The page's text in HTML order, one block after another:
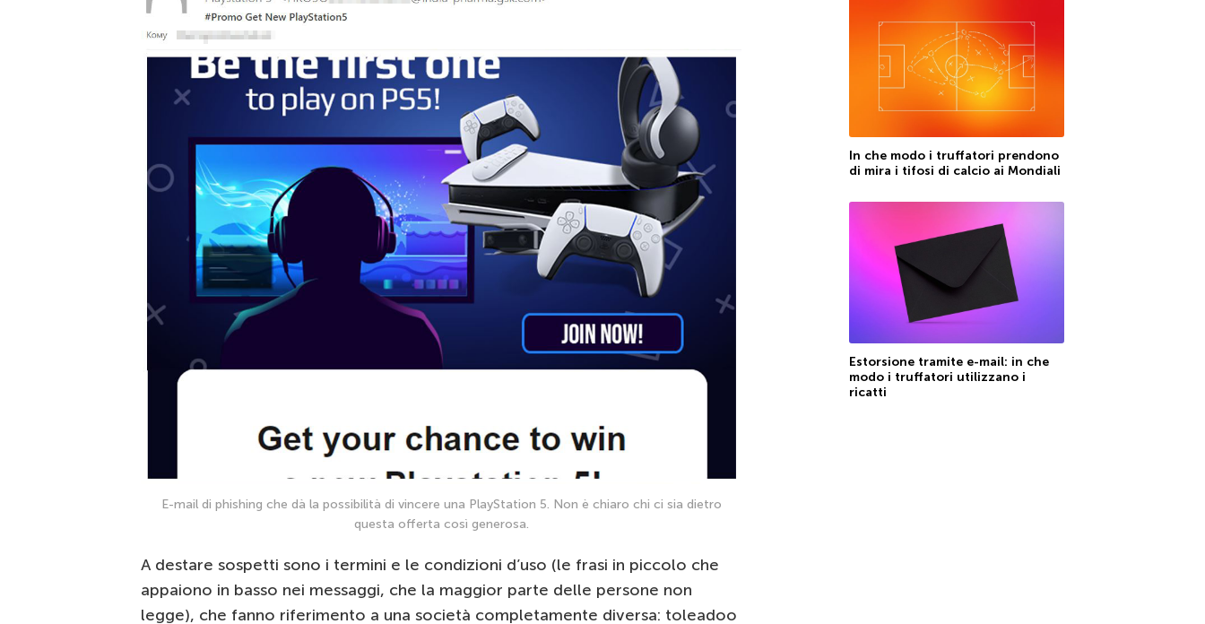
E-mail di phishing che dà la possibilità di vincere una PlayStation 5. Non è chiaro chi ci sia dietro
questa offerta così generosa.
A destare sospetti sono i termini e le condizioni d’uso (le frasi in piccolo che
appaiono in basso nei messaggi, che la maggior parte delle persone non
legge), che fanno riferimento a una società completamente diversa: toleadoo
In che modo i truffatori prendono
di mira i tifosi di calcio ai Mondiali
Estorsione tramite e-mail: in che
modo i truffatori utilizzano i
ricatti